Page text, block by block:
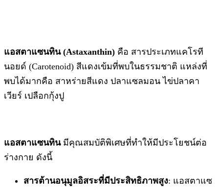
แอสตาแซนทิน (Astaxanthin) คือ สารประเภทแคโรที
นอยด์ (Carotenoid) สีแดงเข้มที่พบในธรรมชาติ แหล่งที่
พบได้มากคือ สาหร่ายสีแดง ปลาแซลมอน ไข่ปลาคา
เวียร์ เปลือกกุ้งปู
แอสตาแซนทินมีคุณสมบัติพิเศษที่ทำให้มีประโยชน์ต่อ
ร่างกาย ดังนี้
สารต้านอนุมูลอิสระที่มีประสิทธิภาพสูง: แอสตาแซ